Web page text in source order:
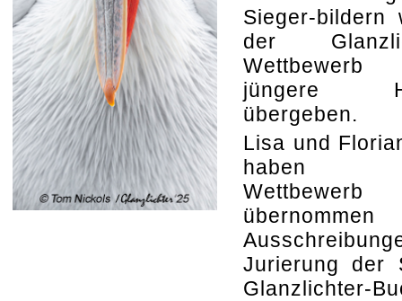
Sieger-bildern
der
jüngere
übergeben.
Lisa und
haben
Wettbewerb
Jurierung der
Glanzlichter-